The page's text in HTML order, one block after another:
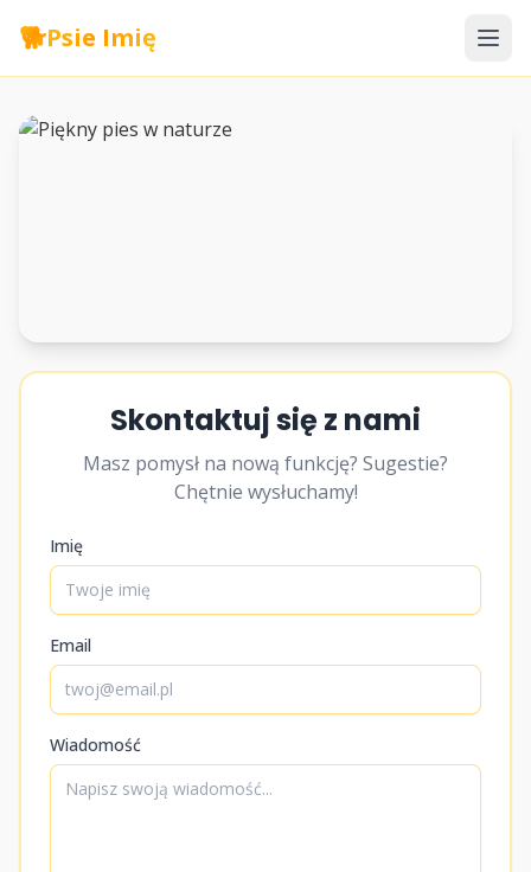
🐕Psie Imię
Skontaktuj się z nami
Masz pomysł na nową funkcję? Sugestie?
Chętnie wysłuchamy!
Imię
Email
Wiadomość